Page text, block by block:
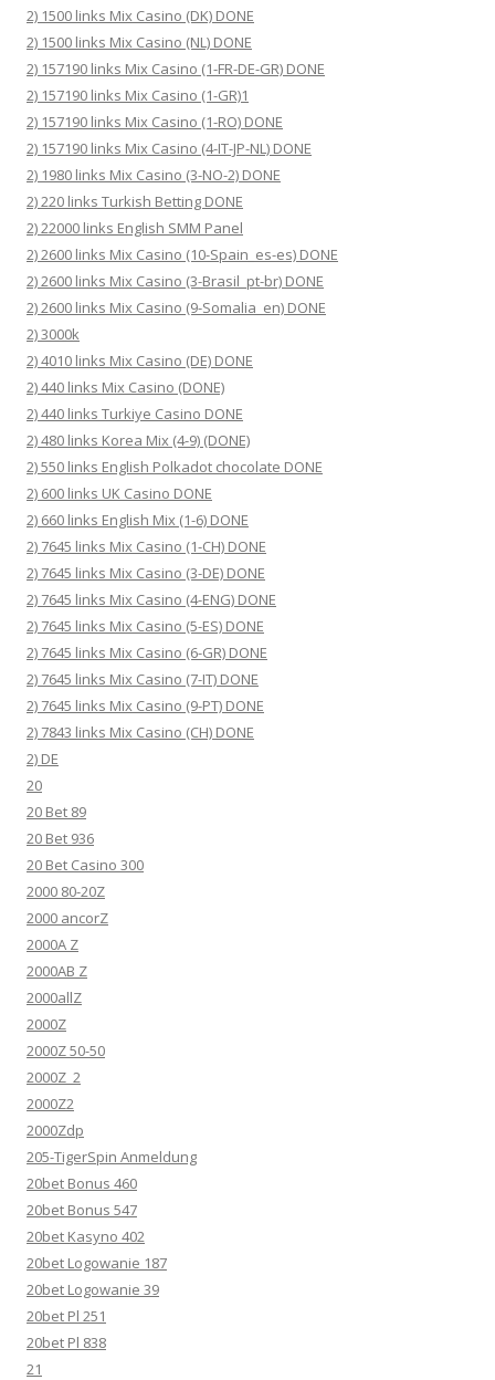
2) 1500 links Mix Casino (DK) DONE
2) 1500 links Mix Casino (NL) DONE
2) 157190 links Mix Casino (1-FR-DE-GR) DONE
2) 157190 links Mix Casino (1-GR)1
2) 157190 links Mix Casino (1-RO) DONE
2) 157190 links Mix Casino (4-IT-JP-NL) DONE
2) 1980 links Mix Casino (3-NO-2) DONE
2) 220 links Turkish Betting DONE
2) 22000 links English SMM Panel
2) 2600 links Mix Casino (10-Spain_es-es) DONE
2) 2600 links Mix Casino (3-Brasil_pt-br) DONE
2) 2600 links Mix Casino (9-Somalia_en) DONE
2) 3000k
2) 4010 links Mix Casino (DE) DONE
2) 440 links Mix Casino (DONE)
2) 440 links Turkiye Casino DONE
2) 480 links Korea Mix (4-9) (DONE)
2) 550 links English Polkadot chocolate DONE
2) 600 links UK Casino DONE
2) 660 links English Mix (1-6) DONE
2) 7645 links Mix Casino (1-CH) DONE
2) 7645 links Mix Casino (3-DE) DONE
2) 7645 links Mix Casino (4-ENG) DONE
2) 7645 links Mix Casino (5-ES) DONE
2) 7645 links Mix Casino (6-GR) DONE
2) 7645 links Mix Casino (7-IT) DONE
2) 7645 links Mix Casino (9-PT) DONE
2) 7843 links Mix Casino (CH) DONE
2) DE
20
20 Bet 89
20 Bet 936
20 Bet Casino 300
2000 80-20Z
2000 ancorZ
2000A Z
2000AB Z
2000allZ
2000Z
2000Z 50-50
2000Z_2
2000Z2
2000Zdp
205-TigerSpin Anmeldung
20bet Bonus 460
20bet Bonus 547
20bet Kasyno 402
20bet Logowanie 187
20bet Logowanie 39
20bet Pl 251
20bet Pl 838
21